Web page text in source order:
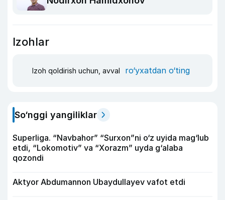
Izohlar
Izoh qoldirish uchun, avval ro‘yxatdan o‘ting
So‘nggi yangiliklar
Superliga. “Navbahor” “Surxon”ni o‘z uyida mag‘lub
etdi, “Lokomotiv” va “Xorazm” uyda g‘alaba
qozondi
Aktyor Abdu­mannon Ubaydullayev vafot etdi